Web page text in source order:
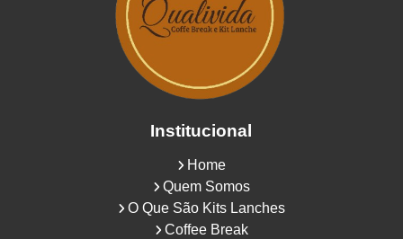
Institucional
Home
Quem Somos
O Que São Kits Lanches
Coffee Break